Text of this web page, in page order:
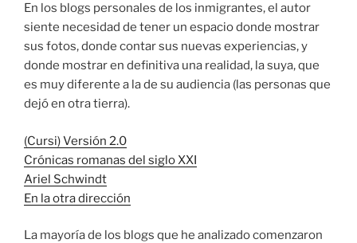
En los blogs personales de los inmigrantes, el autor
siente necesidad de tener un espacio donde mostrar
sus fotos, donde contar sus nuevas experiencias, y
donde mostrar en definitiva una realidad, la suya, que
es muy diferente a la de su audiencia (las personas que
dejó en otra tierra).
(Cursi) Versión 2.0
Crónicas romanas del siglo XXI
Ariel Schwindt
En la otra dirección
La mayoría de los blogs que he analizado comenzaron